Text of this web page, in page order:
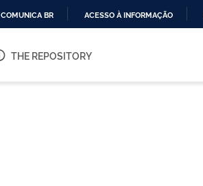
O
COMUNICA BR ACESSO À INFORMAÇÃO
THE REPOSITORY